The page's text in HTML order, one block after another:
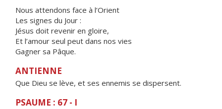
Nous attendons face à l’Orient
Les signes du Jour :
Jésus doit revenir en gloire,
Et l’amour seul peut dans nos vies
Gagner sa Pâque.
ANTIENNE
Que Dieu se lève, et ses ennemis se dispersent.
PSAUME : 67 - I